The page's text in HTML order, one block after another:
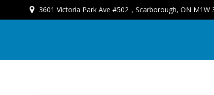
3601 Victoria Park Ave #502，Scarborough, ON M1W